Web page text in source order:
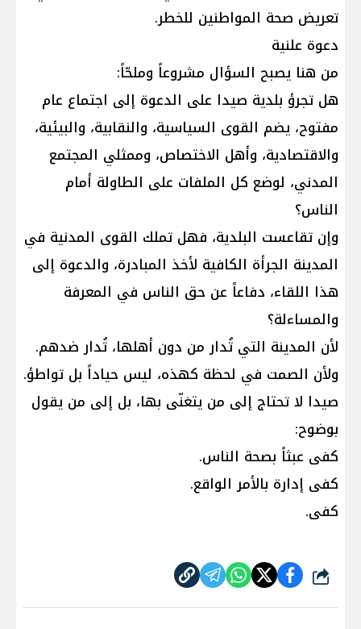
تعريض صحة المواطنين للخطر.
دعوة علنية
من هنا يصبح السؤال مشروعاً وملحّاً:
هل تجرؤ بلدية صيدا على الدعوة إلى اجتماع عام
مفتوح، يضم القوى السياسية، والنقابية، والبيئية،
والاقتصادية، وأهل الاختصاص، وممثلي المجتمع
المدني، لوضع كل الملفات على الطاولة أمام
الناس؟
وإن تقاعست البلدية، فهل تملك القوى المدنية في
المدينة الجرأة الكافية لأخذ المبادرة، والدعوة إلى
هذا اللقاء، دفاعاً عن حق الناس في المعرفة
والمساءلة؟
لأن المدينة التي تُدار من دون أهلها، تُدار ضدهم.
ولأن الصمت في لحظة كهذه، ليس حياداً بل تواطؤ.
صيدا لا تحتاج إلى من يتغنّى بها، بل إلى من يقول
بوضوح:
كفى عبثاً بصحة الناس.
كفى إدارة بالأمر الواقع.
كفى.
شارك